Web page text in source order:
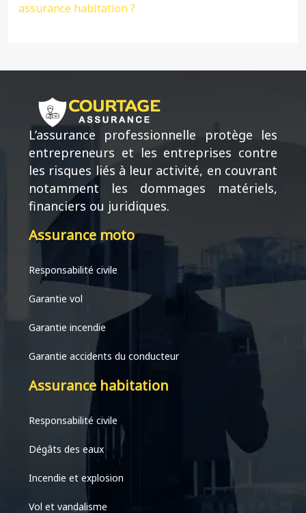
assurance habitation ?
L’assurance professionnelle protège les
entrepreneurs et les entreprises contre
les risques liés à leur activité, en couvrant
notamment les dommages matériels,
financiers ou juridiques.
Assurance moto
Responsabilité civile
Garantie vol
Garantie incendie
Garantie accidents du conducteur
Assurance habitation
Responsabilité civile
Dégâts des eaux
Incendie et explosion
Vol et vandalisme